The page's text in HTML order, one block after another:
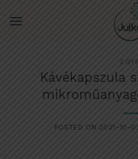
Kávékapszula
POSTED ON 2021-10-